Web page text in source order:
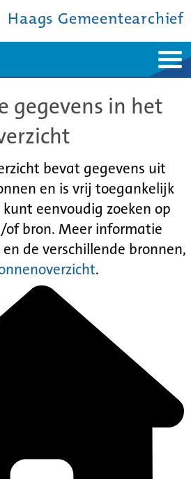
Haags Gemeentearchief
gegevens in het
bevat gegevens uit
en is vrij toegankelijk
eenvoudig zoeken op
bron. Meer informatie
de verschillende bronnen,
.